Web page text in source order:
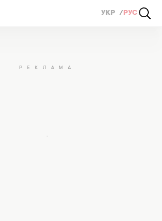
УКР РУС
пати (ФОТО, ВИДЕО)